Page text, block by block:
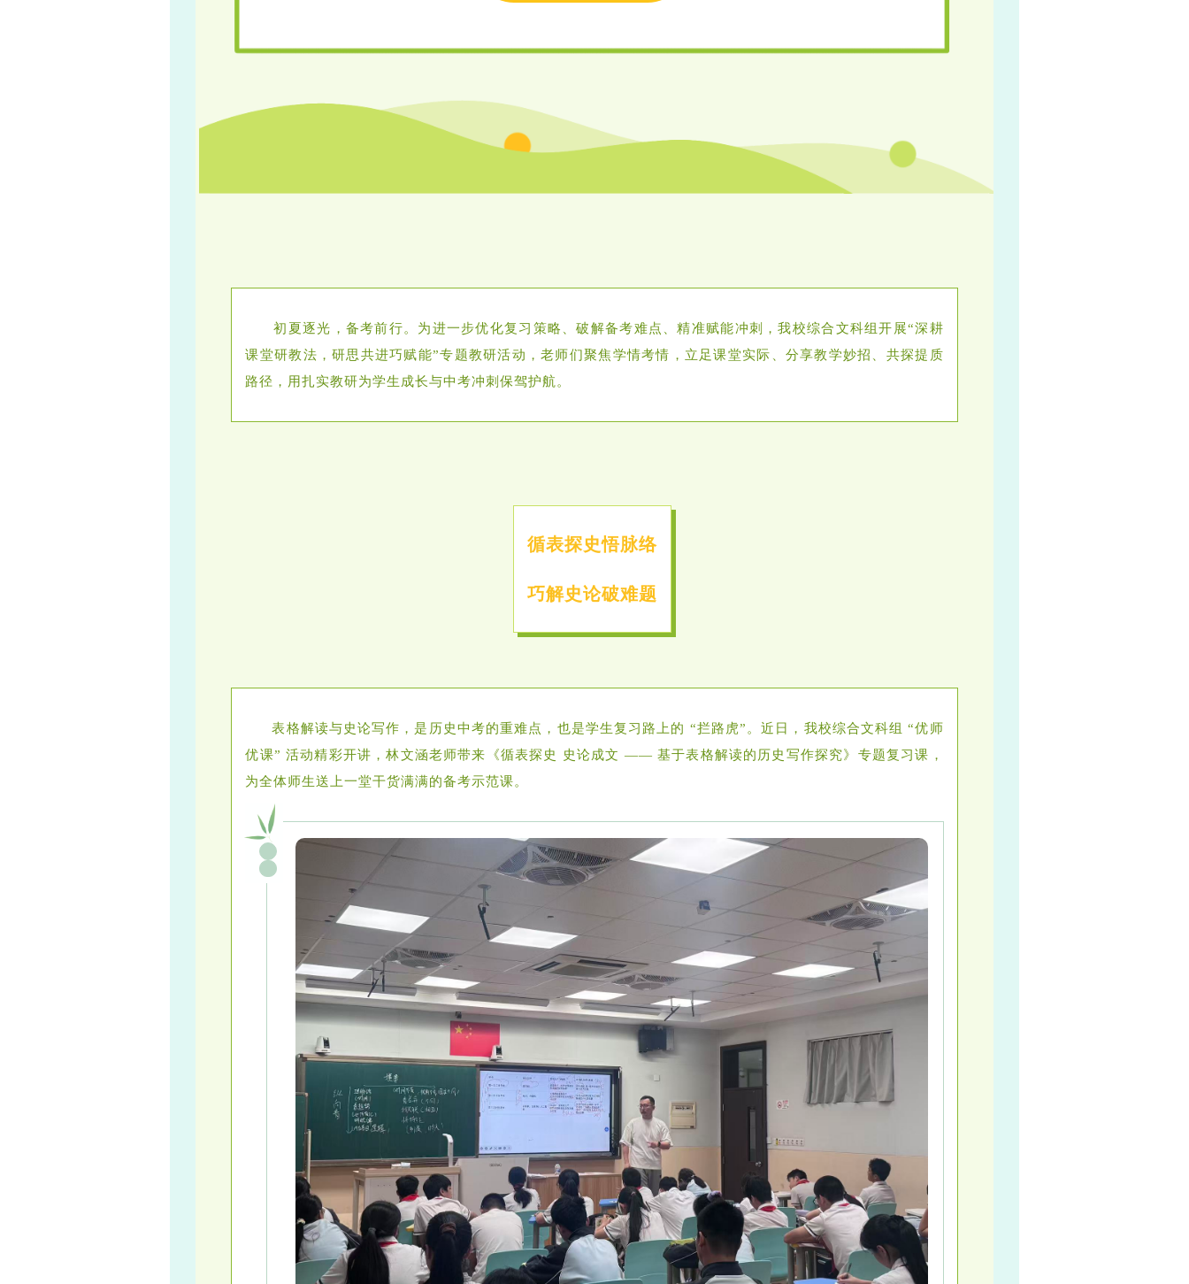
初夏逐光，备考前行。为进一步优化复习策略、破解备考难点、精准赋能冲刺，我校综合文科组开展“深耕
课堂研教法，研思共进巧赋能”专题教研活动，老师们聚焦学情考情，立足课堂实际、分享教学妙招、共探提质
路径，用扎实教研为学生成长与中考冲刺保驾护航。
循表探史悟脉络
巧解史论破难题
表格解读与史论写作，是历史中考的重难点，也是学生复习路上的 “拦路虎”。近日，我校综合文科组 “优师
优课” 活动精彩开讲，林文涵老师带来《循表探史 史论成文 —— 基于表格解读的历史写作探究》专题复习课，
为全体师生送上一堂干货满满的备考示范课。